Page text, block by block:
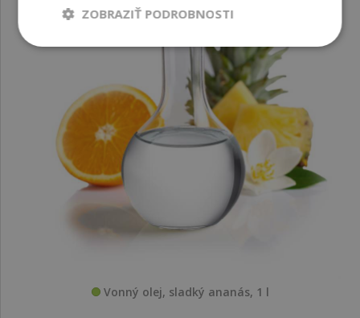
Vonný olej, sladký ananás, 1 l
ZOBRAZIŤ PODROBNOSTI